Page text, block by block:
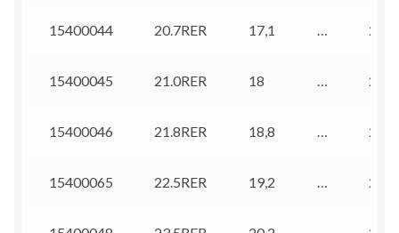
15400044 20.7RER 17,1 … 20
15400045 21.0RER 18 … 20,3
15400046 21.8RER 18,8 … 21,1
15400065 22.5RER 19,2 … 21,8